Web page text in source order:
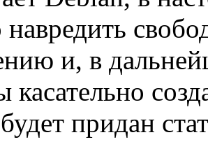
навредить
и, в
касательно
придан